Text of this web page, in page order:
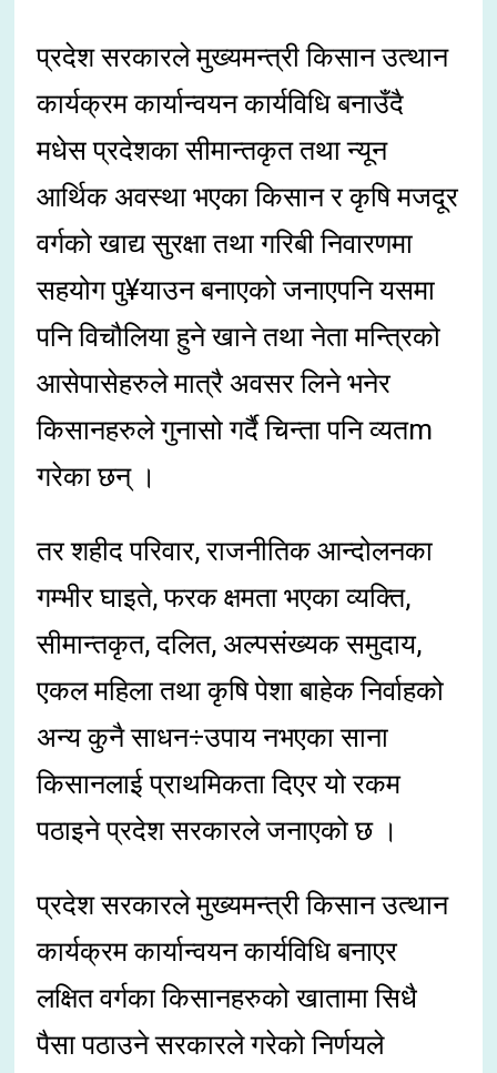
प्रदेश सरकारले मुख्यमन्त्री किसान उत्थान
कार्यक्रम कार्यान्वयन कार्यविधि बनाउँदै
मधेस प्रदेशका सीमान्तकृत तथा न्यून
आर्थिक अवस्था भएका किसान र कृषि मजदूर
वर्गको खाद्य सुरक्षा तथा गरिबी निवारणमा
सहयोग पु¥याउन बनाएको जनाएपनि यसमा
पनि विचौलिया हुने खाने तथा नेता मन्त्रिको
आसेपासेहरुले मात्रै अवसर लिने भनेर
किसानहरुले गुनासो गर्दै चिन्ता पनि व्यतm
गरेका छन् ।
तर शहीद परिवार, राजनीतिक आन्दोलनका
गम्भीर घाइते, फरक क्षमता भएका व्यक्ति,
सीमान्तकृत, दलित, अल्पसंख्यक समुदाय,
एकल महिला तथा कृषि पेशा बाहेक निर्वाहको
अन्य कुनै साधन÷उपाय नभएका साना
किसानलाई प्राथमिकता दिएर यो रकम
पठाइने प्रदेश सरकारले जनाएको छ ।
प्रदेश सरकारले मुख्यमन्त्री किसान उत्थान
कार्यक्रम कार्यान्वयन कार्यविधि बनाएर
लक्षित वर्गका किसानहरुको खातामा सिधै
पैसा पठाउने सरकारले गरेको निर्णयले